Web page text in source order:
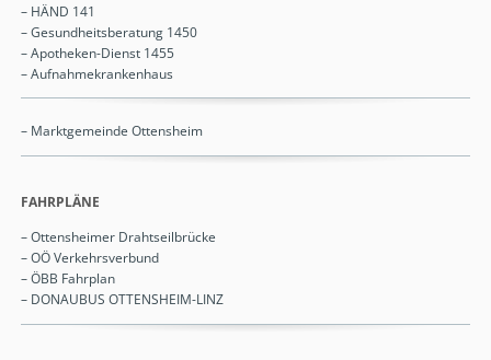
– HÄND 141
– Gesundheitsberatung 1450
– Apotheken-Dienst 1455
– Aufnahmekrankenhaus
Navigation
– Marktgemeinde Ottensheim
FAHRPLÄNE
– Ottensheimer Drahtseilbrücke
– OÖ Verkehrsverbund
– ÖBB Fahrplan
– DONAUBUS OTTENSHEIM-LINZ